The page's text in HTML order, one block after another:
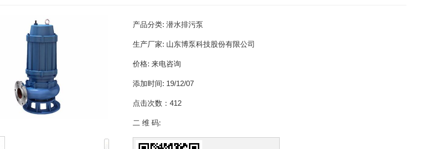
产品分类: 潜水排污泵
生产厂家: 山东博泵科技股份有限公司
价格: 来电咨询
添加时间: 19/12/07
点击次数： 412
二 维 码: